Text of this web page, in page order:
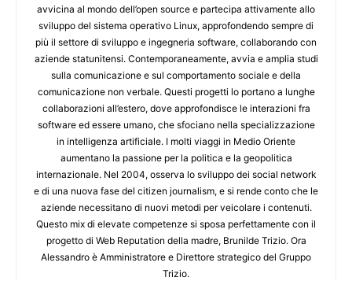
avvicina al mondo dell’open source e partecipa attivamente allo
sviluppo del sistema operativo Linux, approfondendo sempre di
più il settore di sviluppo e ingegneria software, collaborando con
aziende statunitensi. Contemporaneamente, avvia e amplia studi
sulla comunicazione e sul comportamento sociale e della
comunicazione non verbale. Questi progetti lo portano a lunghe
collaborazioni all’estero, dove approfondisce le interazioni fra
software ed essere umano, che sfociano nella specializzazione
in intelligenza artificiale. I molti viaggi in Medio Oriente
aumentano la passione per la politica e la geopolitica
internazionale. Nel 2004, osserva lo sviluppo dei social network
e di una nuova fase del citizen journalism, e si rende conto che le
aziende necessitano di nuovi metodi per veicolare i contenuti.
Questo mix di elevate competenze si sposa perfettamente con il
progetto di Web Reputation della madre, Brunilde Trizio. Ora
Alessandro è Amministratore e Direttore strategico del Gruppo
Trizio.